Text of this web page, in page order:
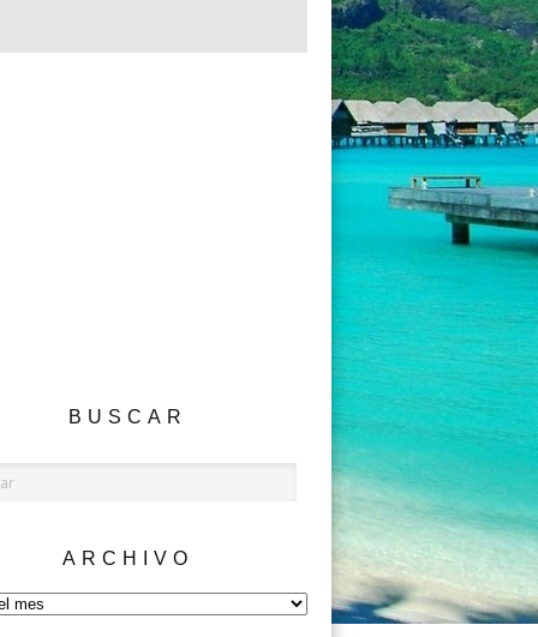
BUSCAR
ARCHIVO